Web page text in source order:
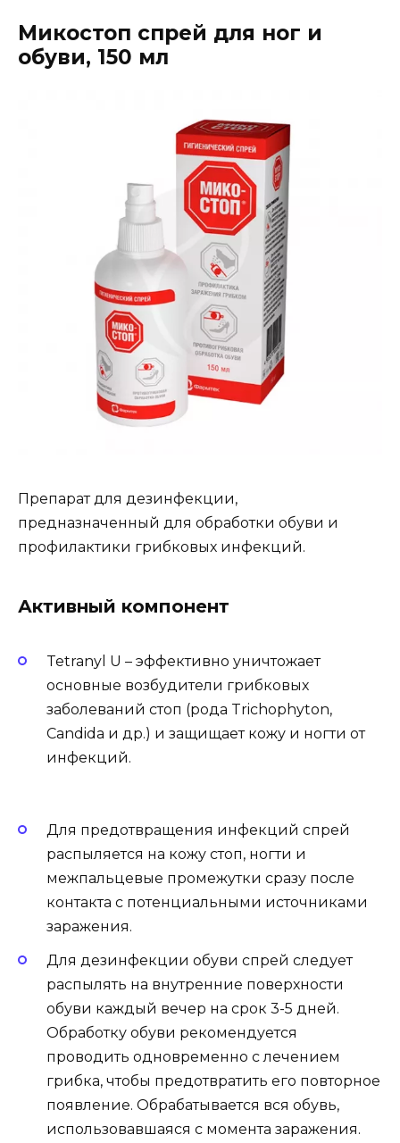
Микостоп спрей для ног и
обуви, 150 мл
Препарат для дезинфекции,
предназначенный для обработки обуви и
профилактики грибковых инфекций.
Активный компонент
Tetranyl U – эффективно уничтожает
основные возбудители грибковых
заболеваний стоп (рода Trichophyton,
Candida и др.) и защищает кожу и ногти от
инфекций.
Для предотвращения инфекций спрей
распыляется на кожу стоп, ногти и
межпальцевые промежутки сразу после
контакта с потенциальными источниками
заражения.
Для дезинфекции обуви спрей следует
распылять на внутренние поверхности
обуви каждый вечер на срок 3-5 дней.
Обработку обуви рекомендуется
проводить одновременно с лечением
грибка, чтобы предотвратить его повторное
появление. Обрабатывается вся обувь,
использовавшаяся с момента заражения.